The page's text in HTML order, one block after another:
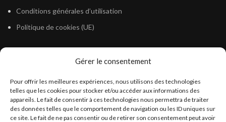
Gérer le consentement
Pour offrir les meilleures expériences, nous utilisons des technologies
telles que les cookies pour stocker et/ou accéder aux informations des
appareils. Le fait de consentir à ces technologies nous permettra de traiter
des données telles que le comportement de navigation ou les ID uniques sur
ce site. Le fait de ne pas consentir ou de retirer son consentement peut avoir
Conditions générales d’utilisation
Politique de cookies (UE)
Législation Gasoil Fioul GNR
Législation Essence
Législation Adblue